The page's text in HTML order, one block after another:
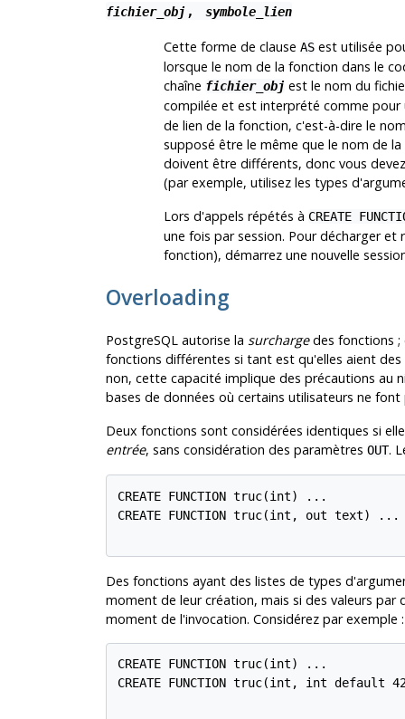
fichier_obj , symbole_lien
Cette forme de clause ASest utilisée
lorsque le nom de la fonction dans le
chaîne fichier_obj est le nom du
compilée et est interprété comme
de lien de la fonction, c'est-à-dire le
supposé être le même que le nom de
doivent être différents, donc vous
(par exemple, utilisez les types
Lors d'appels répétés à CREATE
une fois par session. Pour décharger
fonction), démarrez une nouvelle
Overloading
PostgreSQLautorise la surchargedes fonctions ;
fonctions différentes si tant est qu'elles aient
non, cette capacité implique des précautions au
bases de données où certains utilisateurs ne
Deux fonctions sont considérées identiques si
entrée, sans considération des paramètres OUT.
CREATE FUNCTION truc(int) ...
CREATE FUNCTION truc(int, out text) ...
Des fonctions ayant des listes de types
moment de leur création, mais si des valeurs
moment de l'invocation. Considérez par exemple :
CREATE FUNCTION truc(int) ...
CREATE FUNCTION truc(int, int default